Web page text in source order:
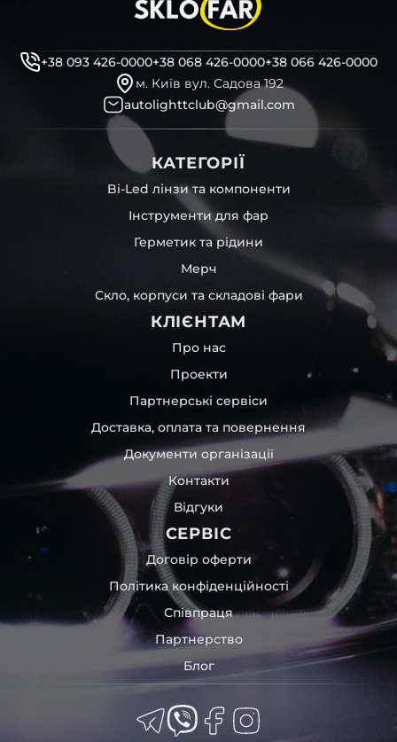
+38 093 426-0000+38 068 426-0000+38 066 426-0000
м. Київ вул. Садова 192
autolighttclub@gmail.com
КАТЕГОРІЇ
Bi-Led лінзи та компоненти
Інструменти для фар
Герметик та рідини
Мерч
Скло, корпуси та складові фари
КЛІЄНТАМ
Про нас
Проекти
Партнерські сервіси
Доставка, оплата та повернення
Документи організації
Контакти
Відгуки
СЕРВІС
Договір оферти
Політика конфіденційності
Співпраця
Партнерство
Блог